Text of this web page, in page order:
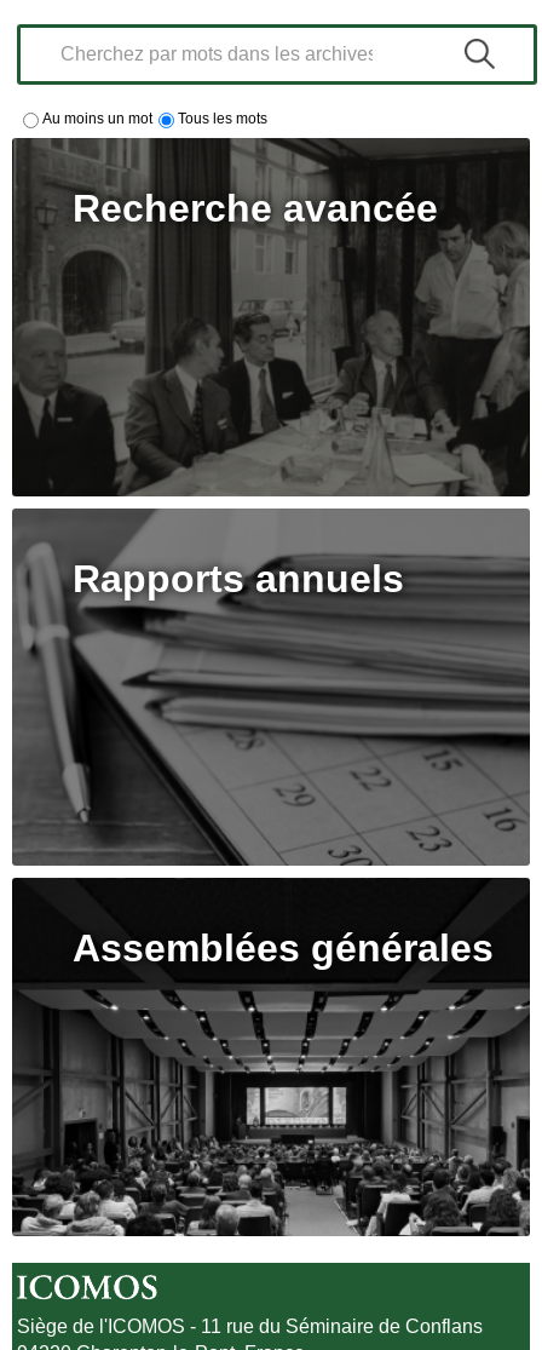
Au moins un mot Tous les mots
Recherche avancée
Rapports annuels
Assemblées générales
Siège de l'ICOMOS - 11 rue du Séminaire de Conflans